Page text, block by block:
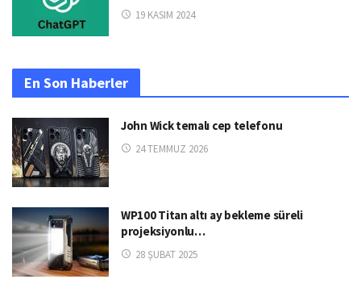
19 KASIM 2024
En Son Haberler
John Wick temalı cep telefonu
24 TEMMUZ 2026
WP100 Titan altı ay bekleme süreli
projeksiyonlu…
28 ŞUBAT 2025